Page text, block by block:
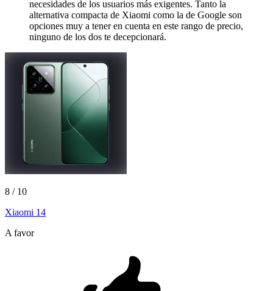
necesidades de los usuarios más exigentes. Tanto la
alternativa compacta de Xiaomi como la de Google son
opciones muy a tener en cuenta en este rango de precio,
ninguno de los dos te decepcionará.
8 / 10
Xiaomi 14
A favor